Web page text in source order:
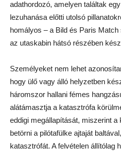
adathordozó, amelyen találtak
lezuhanása előtti utolsó
homályos – a Bild és Paris
az utaskabin hátsó részében
Személyeket nem lehet
hogy ülő vagy álló helyzetben
háromszor hallani fémes
alátámasztja a katasztrófa
eddigi megállapítását, miszerint a
betörni a pilótafülke ajtaját
katasztrófát. A felvételen állítólag